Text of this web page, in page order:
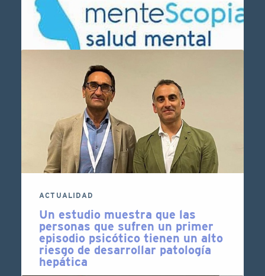
DIVULGACIÓN
Mentescopia
La promoción de la salud mental mejora la
calidad de vida de las personas
1 DE ENERO DE 2023 LEER MÁS
ACTUALIDAD
Un estudio muestra que las
personas que sufren un primer
episodio psicótico tienen un alto
riesgo de desarrollar patología
hepática